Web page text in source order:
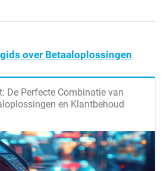
over Betaaloplossingen
De Perfecte Combinatie van
en Klantbehoud